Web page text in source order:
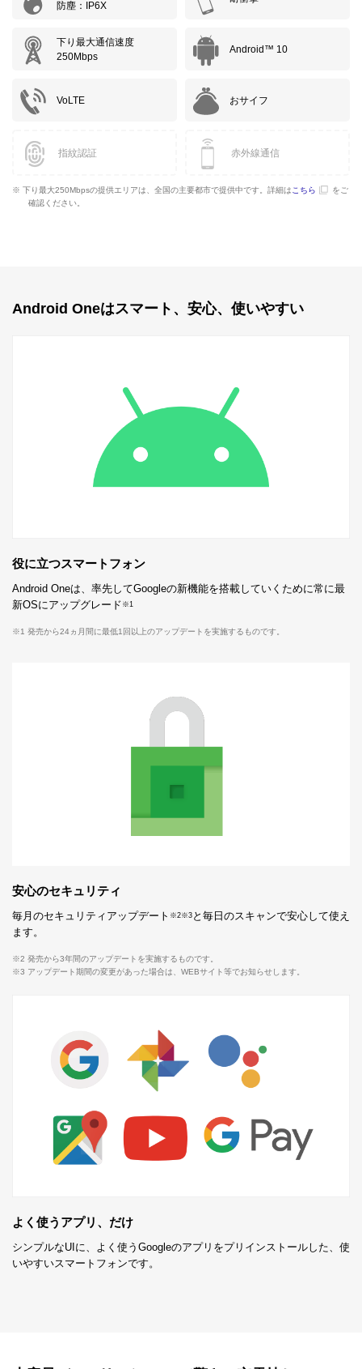
防塵：IP6X
下り最大通信速度
250Mbps
Android™ 10
VoLTE おサイフ
指紋認証 赤外線通信
※ 下り最大250Mbpsの提供エリアは、全国の主要都市で提供中です。詳細は こちら
をご
確認ください。
Android Oneはスマート、安心、使いやすい
役に立つスマートフォン
Android Oneは、率先してGoogleの新機能を搭載していくために常に最
新OSにアップグレード ※1
※1 発売から24ヵ月間に最低1回以上のアップデートを実施するものです。
安心のセキュリティ
毎月のセキュリティアップデート ※2※3 と毎日のスキャンで安心して使え
ます。
※2 発売から3年間のアップデートを実施するものです。
※3 アップデート期間の変更があった場合は、WEBサイト等でお知らせします。
よく使うアプリ、だけ
シンプルなUIに、よく使うGoogleのアプリをプリインストールした、使
いやすいスマートフォンです。